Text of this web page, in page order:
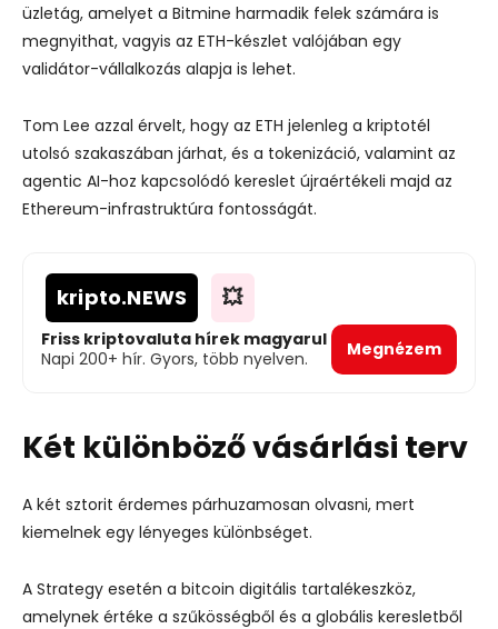
üzletág, amelyet a Bitmine harmadik felek számára is
megnyithat, vagyis az ETH-készlet valójában egy
validátor-vállalkozás alapja is lehet.
Tom Lee azzal érvelt, hogy az ETH jelenleg a kriptotél
utolsó szakaszában járhat, és a tokenizáció, valamint az
agentic AI-hoz kapcsolódó kereslet újraértékeli majd az
Ethereum-infrastruktúra fontosságát.
kripto.NEWS 💥
Friss kriptovaluta hírek magyarul
Napi 200+ hír. Gyors, több nyelven.
Megnézem
Két különböző vásárlási terv
A két sztorit érdemes párhuzamosan olvasni, mert
kiemelnek egy lényeges különbséget.
A Strategy esetén a bitcoin digitális tartalékeszköz,
amelynek értéke a szűkösségből és a globális keresletből